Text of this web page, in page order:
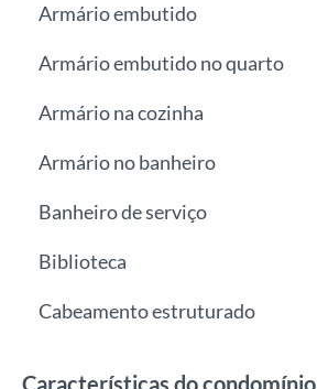
Armário embutido
Armário embutido no quarto
Armário na cozinha
Armário no banheiro
Banheiro de serviço
Biblioteca
Cabeamento estruturado
Características do condomínio